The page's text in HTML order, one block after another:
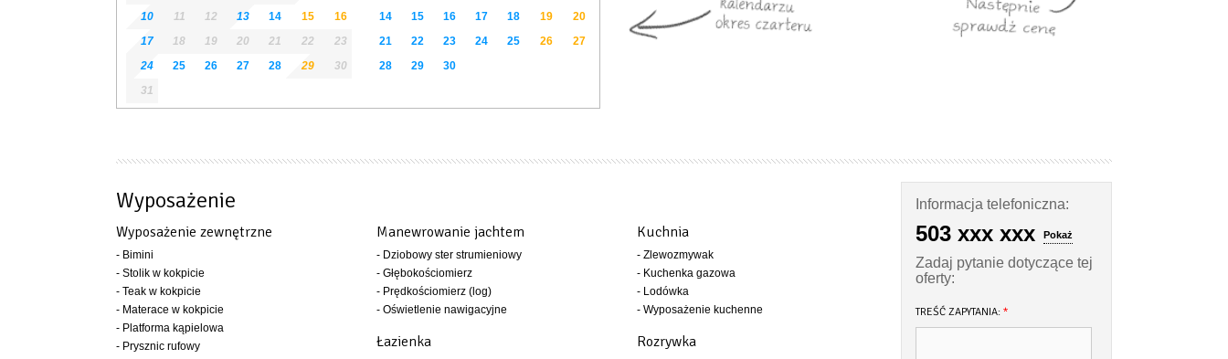
10
11 12 13 14 15
16
17
18 19 20 21 22
23
24
25 26 27 28 29
30
31
14
15 16 17 18 19
20
21
22 23 24 25 26
27
28
29 30
Wyposażenie
Wyposażenie zewnętrzne
- Bimini
- Stolik w kokpicie
- Teak w kokpicie
- Materace w kokpicie
- Platforma kąpielowa
- Prysznic rufowy
Manewrowanie jachtem
- Dziobowy ster strumieniowy
- Głębokościomierz
- Prędkościomierz (log)
- Oświetlenie nawigacyjne
Łazienka
Kuchnia
- Zlewozmywak
- Kuchenka gazowa
- Lodówka
- Wyposażenie kuchenne
Rozrywka
Informacja telefoniczna:
503 xxx xxx Pokaż
Zadaj pytanie dotyczące tej
oferty:
TREŚĆ ZAPYTANIA: *